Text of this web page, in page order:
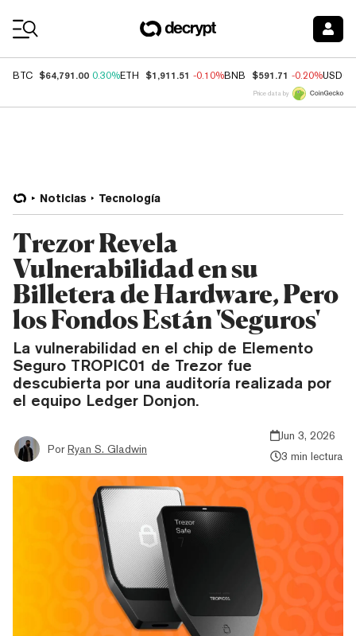
BTC $64,791.00 0.30%ETH $1,911.51 -0.10%BNB $591.71 -0.20%USDC
Price data by
Noticias Tecnología
Trezor Revela
Vulnerabilidad en su
Billetera de Hardware, Pero
los Fondos Están 'Seguros'
La vulnerabilidad en el chip de Elemento
Seguro TROPIC01 de Trezor fue
descubierta por una auditoría realizada por
el equipo Ledger Donjon.
Por Ryan S. Gladwin
Jun 3, 2026
3 min lectura